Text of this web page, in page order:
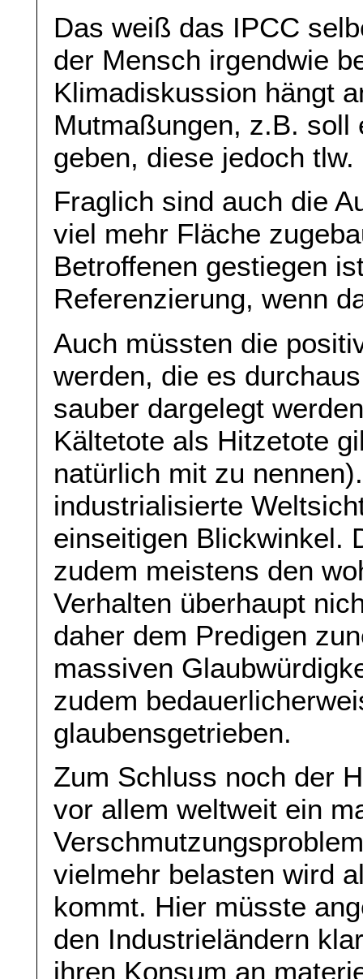
Das weiß das IPCC
der Mensch irgendwie
Klimadiskussion hängt
Mutmaßungen, z.B.
geben, diese jedoch
Fraglich sind auch die
viel mehr Fläche
Betroffenen gestiegen
Referenzierung, wenn
Auch müssten die
werden, die es
sauber dargelegt
Kältetote als Hitzetote
natürlich mit zu
industrialisierte
einseitigen Blickwinkel.
zudem meistens den
Verhalten überhaupt
daher dem Predigen
massiven
zudem
glaubensgetrieben.
Zum Schluss noch der
vor allem weltweit ein
vielmehr belasten wird
kommt. Hier müsste
den Industrieländern
ihren Konsum an